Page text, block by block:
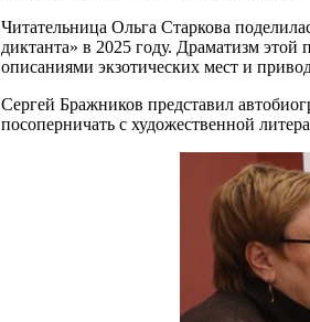
Читательница Ольга Старкова
диктанта» в 2025 году. Драматизм
описаниями экзотических мест и
Сергей Бражников представил
посоперничать с художественной